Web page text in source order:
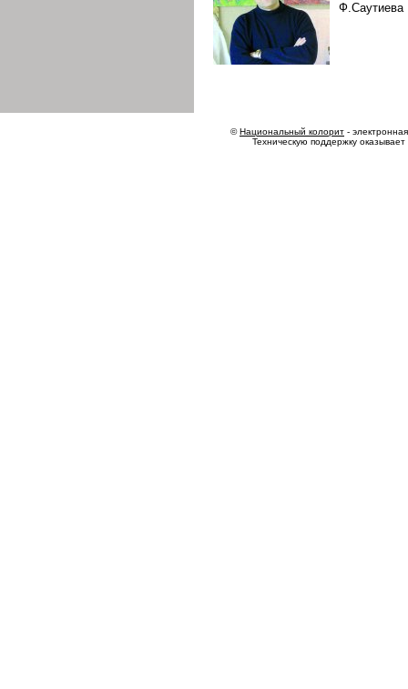
©Национальный колорит -
Техническую поддержку